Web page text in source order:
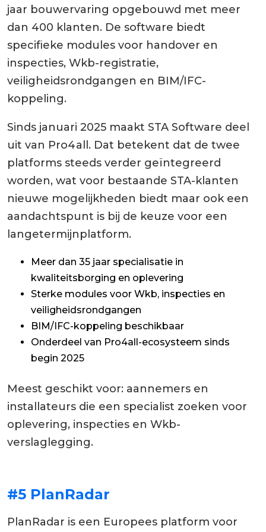
jaar bouwervaring opgebouwd met meer
dan 400 klanten. De software biedt
specifieke modules voor handover en
inspecties, Wkb-registratie,
veiligheidsrondgangen en BIM/IFC-
koppeling.
Sinds januari 2025 maakt STA Software deel
uit van Pro4all. Dat betekent dat de twee
platforms steeds verder geïntegreerd
worden, wat voor bestaande STA-klanten
nieuwe mogelijkheden biedt maar ook een
aandachtspunt is bij de keuze voor een
langetermijnplatform.
Meer dan 35 jaar specialisatie in
kwaliteitsborging en oplevering
Sterke modules voor Wkb, inspecties en
veiligheidsrondgangen
BIM/IFC-koppeling beschikbaar
Onderdeel van Pro4all-ecosysteem sinds
begin 2025
Meest geschikt voor: aannemers en
installateurs die een specialist zoeken voor
oplevering, inspecties en Wkb-
verslaglegging.
#5 PlanRadar
PlanRadar is een Europees platform voor